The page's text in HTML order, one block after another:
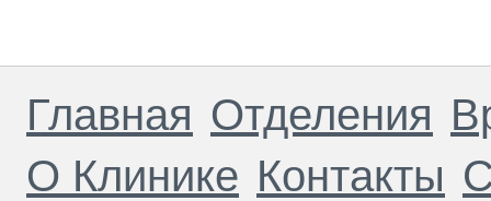
Главная Отделения
О Клинике Контакты